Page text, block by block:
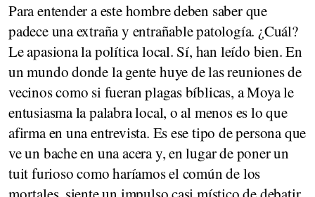
Para entender a este hombre deben saber que
padece una extraña y entrañable patología. ¿Cuál?
Le apasiona la política local. Sí, han leído bien. En
un mundo donde la gente huye de las reuniones de
vecinos como si fueran plagas bíblicas, a Moya le
entusiasma la palabra local, o al menos es lo que
afirma en una entrevista. Es ese tipo de persona que
ve un bache en una acera y, en lugar de poner un
tuit furioso como haríamos el común de los